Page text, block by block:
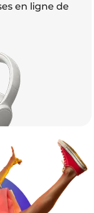
en ligne de